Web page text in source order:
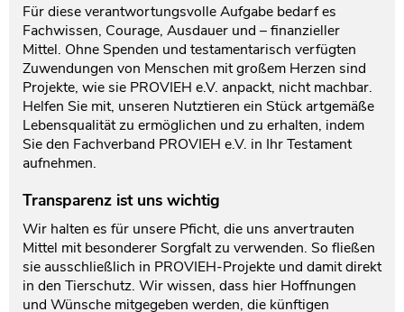
Für diese verantwortungsvolle Aufgabe bedarf es
Fachwissen, Courage, Ausdauer und – finanzieller
Mittel. Ohne Spenden und testamentarisch verfügten
Zuwendungen von Menschen mit großem Herzen sind
Projekte, wie sie PROVIEH e.V. anpackt, nicht machbar.
Helfen Sie mit, unseren Nutztieren ein Stück artgemäße
Lebensqualität zu ermöglichen und zu erhalten, indem
Sie den Fachverband PROVIEH e.V. in Ihr Testament
aufnehmen.
Transparenz ist uns wichtig
Wir halten es für unsere Pficht, die uns anvertrauten
Mittel mit besonderer Sorgfalt zu verwenden. So fließen
sie ausschließlich in PROVIEH-Projekte und damit direkt
in den Tierschutz. Wir wissen, dass hier Hoffnungen
und Wünsche mitgegeben werden, die künftigen